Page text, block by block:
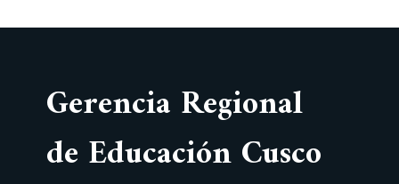
Gerencia Regional
de Educación Cusco